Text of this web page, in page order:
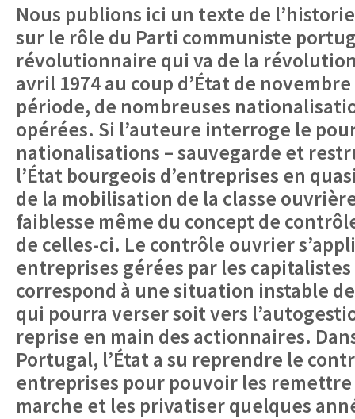
Nous publions ici un texte de
sur le rôle du Parti communiste
révolutionnaire qui va de la
avril 1974 au coup d’État de
période, de nombreuses
opérées. Si l’auteure interroge le
nationalisations – sauvegarde et
l’État bourgeois d’entreprises en
de la mobilisation de la classe
faiblesse même du concept de
de celles-ci. Le contrôle ouvrier
entreprises gérées par les
correspond à une situation instable
qui pourra verser soit vers
reprise en main des actionnaires.
Portugal, l’État a su reprendre le
entreprises pour pouvoir les
marche et les privatiser quelques